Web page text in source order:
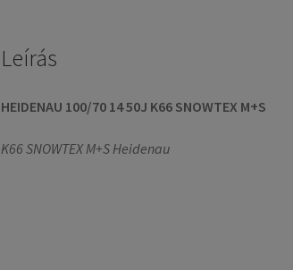
Leírás
HEIDENAU 100/70 14 50J K66 SNOWTEX M+S
K66 SNOWTEX M+S Heidenau